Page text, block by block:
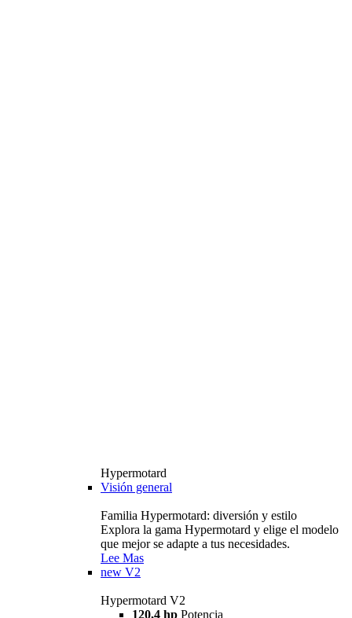
Hypermotard
Visión general
Familia Hypermotard: diversión y estilo
Explora la gama Hypermotard y elige el modelo
que mejor se adapte a tus necesidades.
Lee Mas
new V2
Hypermotard V2
120,4 hp Potencia